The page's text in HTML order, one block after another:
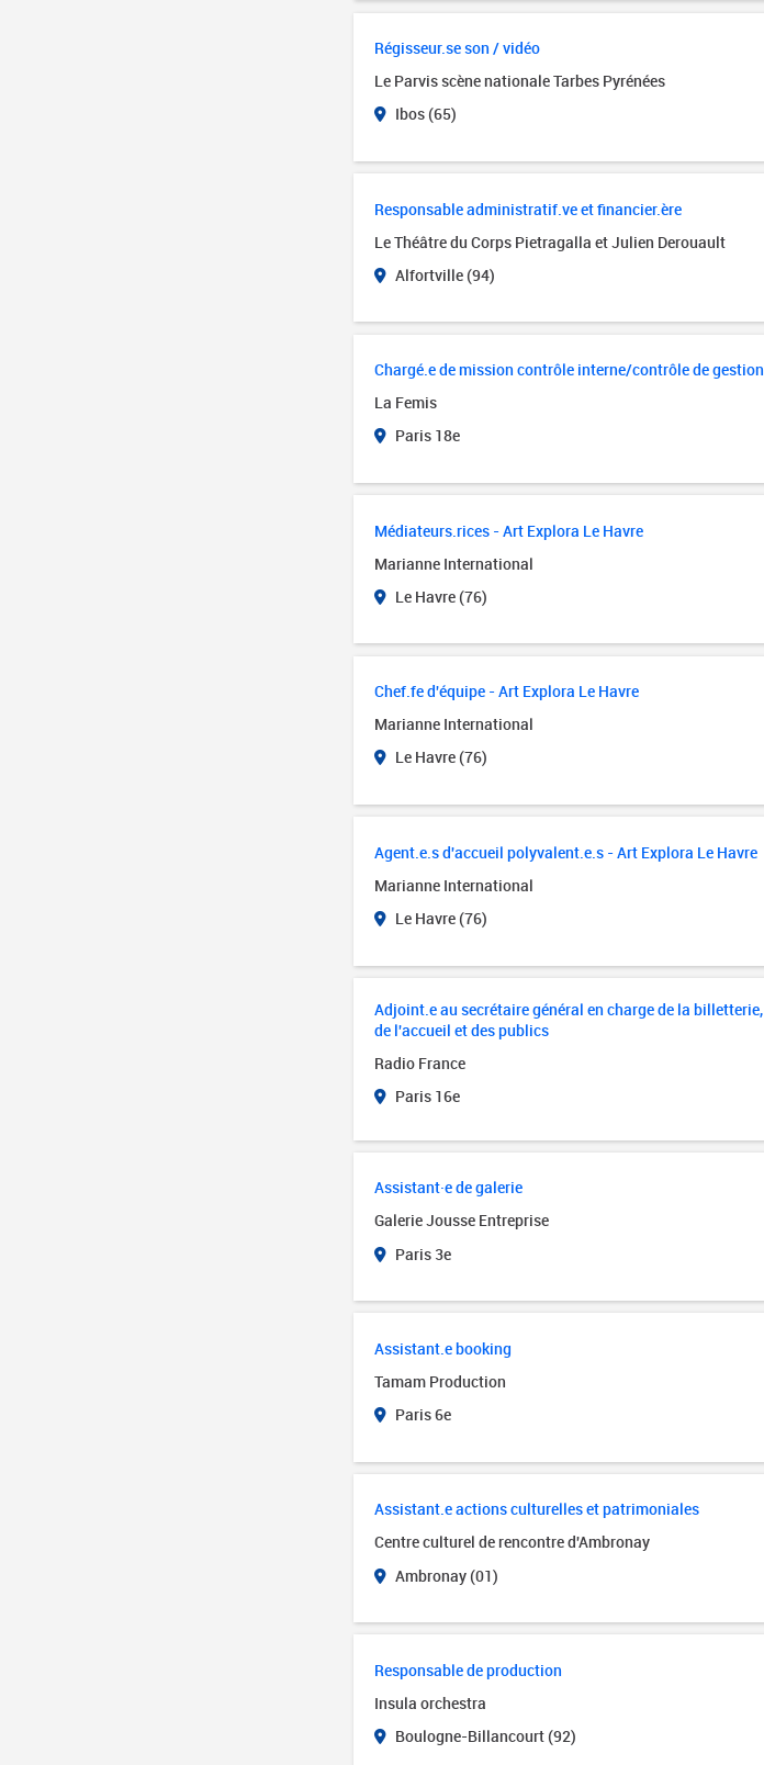
Régisseur.se son / vidéo
Le Parvis scène nationale Tarbes Pyrénées
Ibos (65)
Responsable administratif.ve et financier.ère
Le Théâtre du Corps Pietragalla et Julien Derouault
Alfortville (94)
Chargé.e de mission contrôle interne/contrôle de gestion
La Femis
Paris 18e
Médiateurs.rices - Art Explora Le Havre
Marianne International
Le Havre (76)
Chef.fe d'équipe - Art Explora Le Havre
Marianne International
Le Havre (76)
Agent.e.s d'accueil polyvalent.e.s - Art Explora Le Havre
Marianne International
Le Havre (76)
Adjoint.e au secrétaire général en charge de la billetterie,
de l'accueil et des publics
Radio France
Paris 16e
Assistant·e de galerie
Galerie Jousse Entreprise
Paris 3e
Assistant.e booking
Tamam Production
Paris 6e
Assistant.e actions culturelles et patrimoniales
Centre culturel de rencontre d'Ambronay
Ambronay (01)
Responsable de production
Insula orchestra
Boulogne-Billancourt (92)